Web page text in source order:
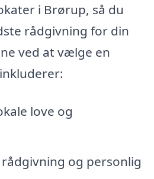
i Brørup, så du
rådgivning for din
ved at vælge en
love og
og personlig